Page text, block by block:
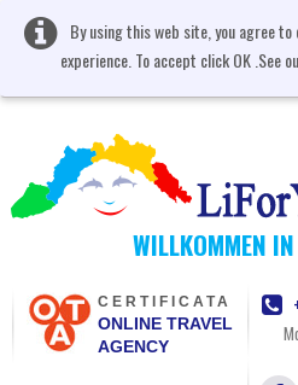
By using this web site, you agree
experience. To accept click OK .See
WILLKOMMEN
CERTIFICATA
ONLINE TRAVEL
AGENCY